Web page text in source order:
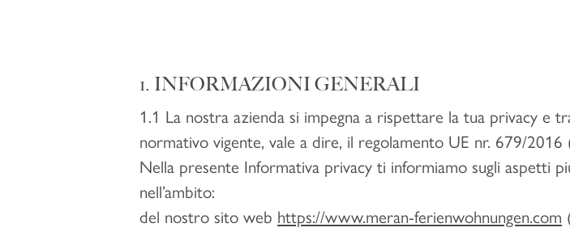
1. INFORMAZIONI GENERALI
1.1 La nostra azienda si impegna a rispettare la tua privacy e
normativo vigente, vale a dire, il regolamento UE nr. 679/2016
Nella presente Informativa privacy ti informiamo sugli aspetti
nell’ambito:
del nostro sito web https://www.meran-ferienwohnungen.com